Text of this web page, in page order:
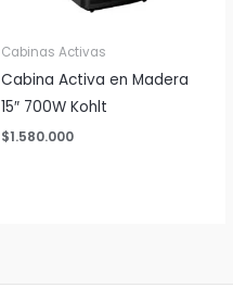
Cabinas Activas
Cabina Activa en Madera
15″ 700W Kohlt
$1.580.000